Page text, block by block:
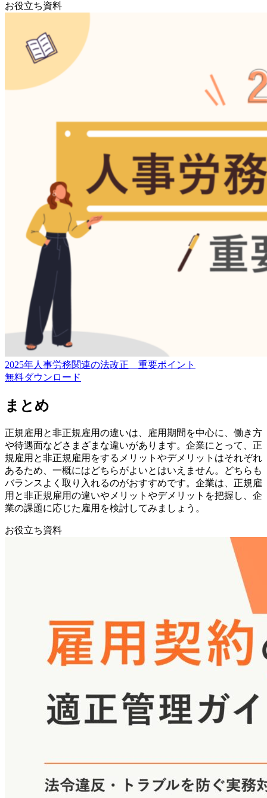
お役立ち資料
2025年人事労務関連の法改正 重要ポイント
無料ダウンロード
まとめ
正規雇用と非正規雇用の違いは、雇用期間を中心に、働き方
や待遇面などさまざまな違いがあります。企業にとって、正
規雇用と非正規雇用をするメリットやデメリットはそれぞれ
あるため、一概にはどちらがよいとはいえません。どちらも
バランスよく取り入れるのがおすすめです。企業は、正規雇
用と非正規雇用の違いやメリットやデメリットを把握し、企
業の課題に応じた雇用を検討してみましょう。
お役立ち資料